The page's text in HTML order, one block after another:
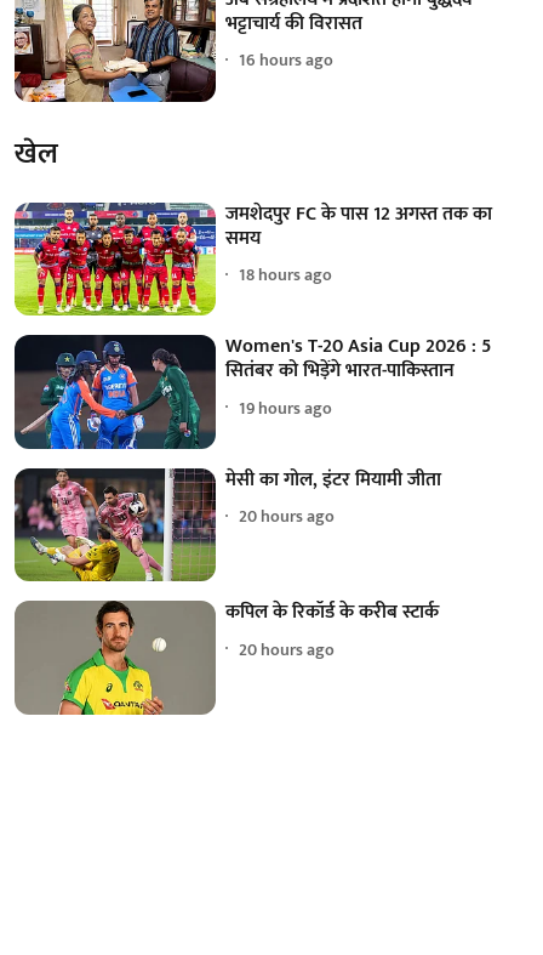
भट्टाचार्य की विरासत
16 hours ago
खेल
जमशेदपुर FC के पास 12 अगस्त तक का
समय
18 hours ago
Women's T-20 Asia Cup 2026 : 5
सितंबर को भिड़ेंगे भारत-पाकिस्तान
19 hours ago
मेसी का गोल, इंटर मियामी जीता
20 hours ago
कपिल के रिकॉर्ड के करीब स्टार्क
20 hours ago